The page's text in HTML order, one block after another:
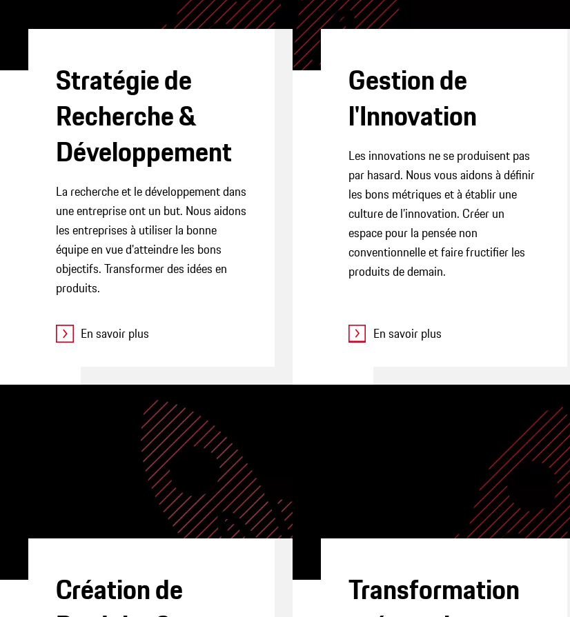
Stratégie de
Recherche &
Développement
La recherche et le développement dans
une entreprise ont un but. Nous aidons
les entreprises à utiliser la bonne
équipe en vue d'atteindre les bons
objectifs. Transformer des idées en
produits.
En savoir plus
Gestion de
l'Innovation
Les innovations ne se produisent pas
par hasard. Nous vous aidons à définir
les bons métriques et à établir une
culture de l’innovation. Créer un
espace pour la pensée non
conventionnelle et faire fructifier les
produits de demain.
En savoir plus
Création de
Transformation